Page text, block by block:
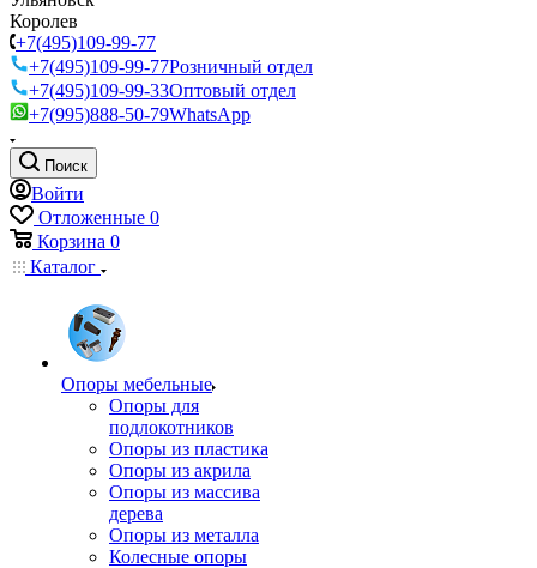
Королев
+7(495)109-99-77
+7(495)109-99-77Розничный отдел
+7(495)109-99-33Оптовый отдел
+7(995)888-50-79WhatsApp
Поиск
Войти
Отложенные 0
Корзина 0
Каталог
Опоры мебельные
Опоры для
подлокотников
Опоры из пластика
Опоры из акрила
Опоры из массива
дерева
Опоры из металла
Колесные опоры